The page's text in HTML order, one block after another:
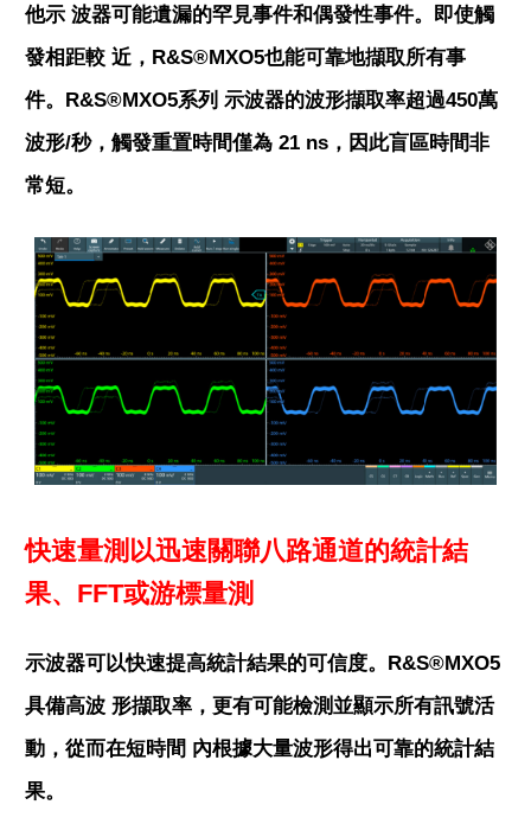
他示 波器可能遺漏的罕見事件和偶發性事件。即使觸
發相距較 近，R&S®MXO5也能可靠地擷取所有事
件。R&S®MXO5系列 示波器的波形擷取率超過450萬
波形/秒，觸發重置時間僅為 21 ns，因此盲區時間非
常短。
快速量測以迅速關聯八路通道的統計結
果、FFT或游標量測
示波器可以快速提高統計結果的可信度。R&S®MXO5
具備高波 形擷取率，更有可能檢測並顯示所有訊號活
動，從而在短時間 內根據大量波形得出可靠的統計結
果。